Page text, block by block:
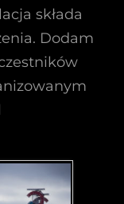
składa
Dodam